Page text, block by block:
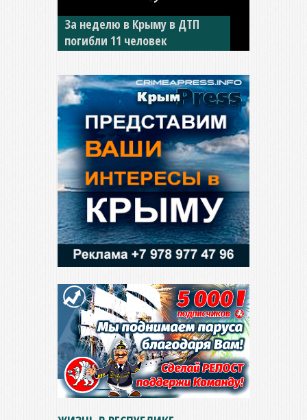
За неделю в Крыму в ДТП
погибли 11 человек
В Джанкое водитель ВАЗа
сбил двух детей на «зебре»